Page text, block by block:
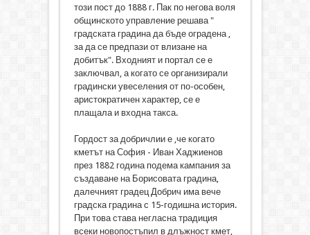
този пост до 1888 г. Пак по негова воля
общинското управление решава "
градската градина да бъде оградена ,
за да се предпази от влизане на
добитък". Входният и портал се е
заключвал, а когато се организирали
градински увеселения от по-особен,
аристократичен характер, се е
плащала и входна такса.
Гордост за добричлии е ,че когато
кметът на София - Иван Хаджиенов
през 1882 година подема кампания за
създаване на Борисовата градина,
далечният градец Добрич има вече
градска градина с 15-годишна история.
При това става негласна традиция
всеки новопостъпил в длъжност кмет,